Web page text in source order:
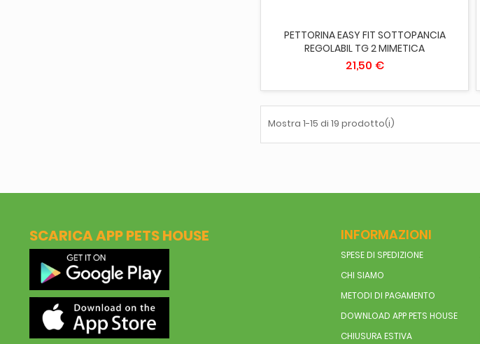
PETTORINA EASY FIT SOTTOPANCIA
REGOLABIL TG 2 MIMETICA
21,50 €
Mostra 1-15 di 19 prodotto(i)
SCARICA APP PETS HOUSE INFORMAZIONI
SPESE DI SPEDIZIONE
CHI SIAMO
METODI DI PAGAMENTO
DOWNLOAD APP PETS HOUSE
CHIUSURA ESTIVA